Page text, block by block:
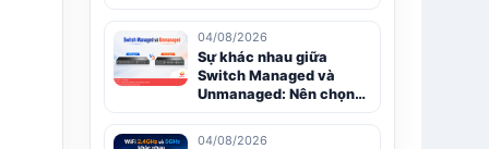
04/08/2026
Sự khác nhau giữa
Switch Managed và
Unmanaged: Nên chọn
04/08/2026